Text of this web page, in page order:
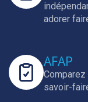
adorer
AFAP
savoir-